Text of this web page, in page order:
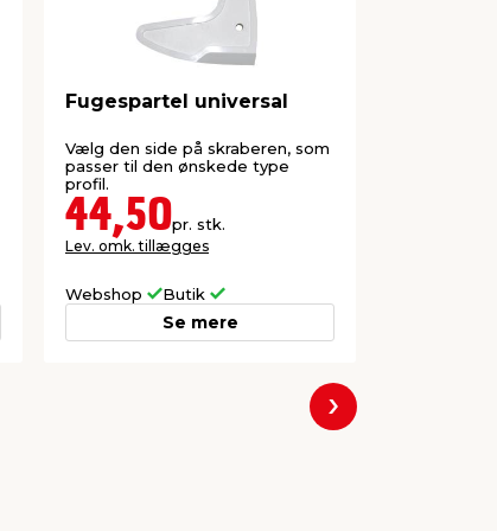
Fugespartel universal
Vælg den side på skraberen, som
passer til den ønskede type
profil.
44,50pr. stk.
Lev. omk. tillægges
Webshop Butik
Se mere
Næste